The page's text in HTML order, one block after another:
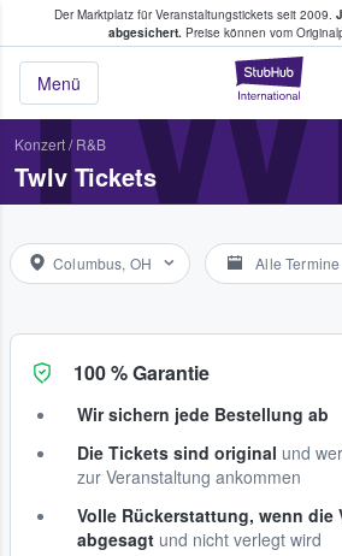
Der Marktplatz für Veranstaltungstickets seit 2009.
abgesichert.Preise können vom
Menü
Tickets kaufen &
Konzert/ R&B
Twlv Tickets
Columbus, OH Alle Termine
100 % Garantie
Wir sichern jede Bestellung ab
Die Tickets sind original und
zur Veranstaltung ankommen
Volle Rückerstattung, wenn die
abgesagt und nicht verlegt wird